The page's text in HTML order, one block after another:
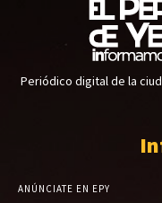
Periódico digital de la
ANÚNCIATE EN EPY